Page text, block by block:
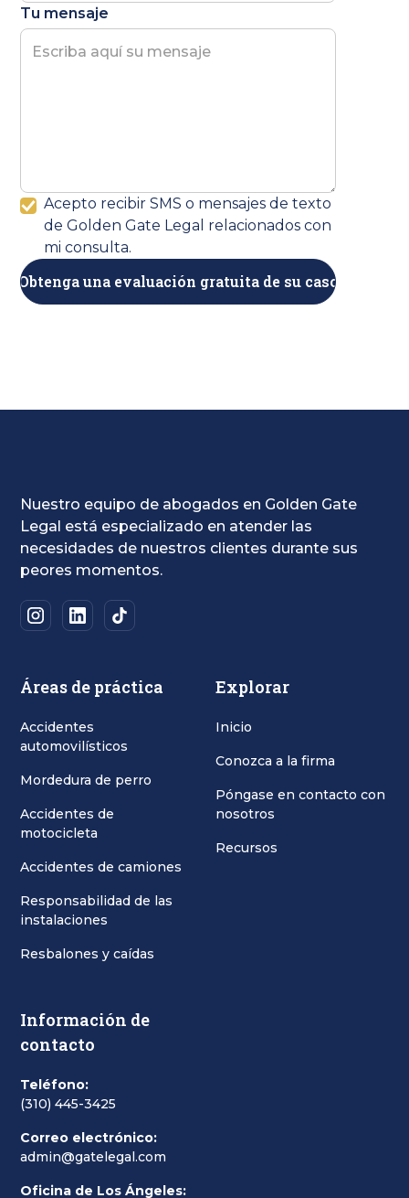
Tu mensaje
Acepto recibir SMS o mensajes de texto
de Golden Gate Legal relacionados con
mi consulta.
Nuestro equipo de abogados en Golden Gate
Legal está especializado en atender las
necesidades de nuestros clientes durante sus
peores momentos.
Áreas de práctica
Accidentes
automovilísticos
Mordedura de perro
Accidentes de
motocicleta
Accidentes de camiones
Responsabilidad de las
instalaciones
Resbalones y caídas
Explorar
Inicio
Conozca a la firma
Póngase en contacto con
nosotros
Recursos
Información de
contacto
Teléfono:
(310) 445-3425
Correo electrónico:
admin@gatelegal.com
Oficina de Los Ángeles: